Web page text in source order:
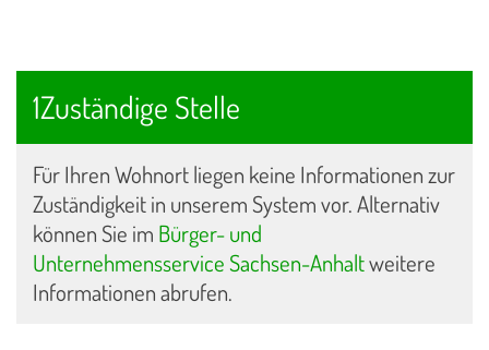
1Zuständige Stelle
Für Ihren Wohnort liegen keine Informationen zur
Zuständigkeit in unserem System vor. Alternativ
können Sie im Bürger- und
Unternehmensservice Sachsen-Anhaltweitere
Informationen abrufen.